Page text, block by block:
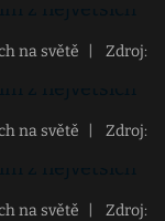
na světě
Zdroj:
na světě
Zdroj:
na světě
Zdroj: